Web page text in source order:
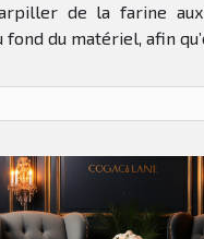
de la farine
fond du matériel, afin